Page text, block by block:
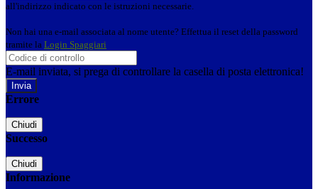
all'indirizzo indicato con le istruzioni necessarie.
Non hai una e-mail associata al nome utente? Effettua il reset della password
tramite la Login Spaggiari
E-mail inviata, si prega di controllare la casella di posta elettronica!
Errore
Chiudi
Successo
Chiudi
Informazione